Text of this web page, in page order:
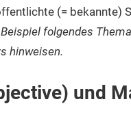
(= bekannte)
folgendes
hinweisen.
und